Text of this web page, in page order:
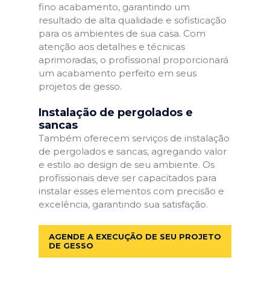
fino acabamento, garantindo um
resultado de alta qualidade e sofisticação
para os ambientes de sua casa. Com
atenção aos detalhes e técnicas
aprimoradas, o profissional proporcionará
um acabamento perfeito em seus
projetos de gesso.
Instalação de pergolados e
sancas
Também oferecem serviços de instalação
de pergolados e sancas, agregando valor
e estilo ao design de seu ambiente. Os
profissionais deve ser capacitados para
instalar esses elementos com precisão e
excelência, garantindo sua satisfação.
AGENDE A EXECUÇÃO DE SEU PROJETO
DE GESSO